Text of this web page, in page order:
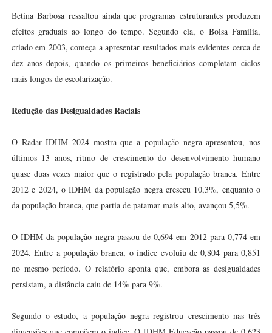
Betina Barbosa ressaltou ainda que programas estruturantes produzem
efeitos graduais ao longo do tempo. Segundo ela, o Bolsa Família,
criado em 2003, começa a apresentar resultados mais evidentes cerca de
dez anos depois, quando os primeiros beneficiários completam ciclos
mais longos de escolarização.
Redução das Desigualdades Raciais
O Radar IDHM 2024 mostra que a população negra apresentou, nos
últimos 13 anos, ritmo de crescimento do desenvolvimento humano
quase duas vezes maior que o registrado pela população branca. Entre
2012 e 2024, o IDHM da população negra cresceu 10,3%, enquanto o
da população branca, que partia de patamar mais alto, avançou 5,5%.
O IDHM da população negra passou de 0,694 em 2012 para 0,774 em
2024. Entre a população branca, o índice evoluiu de 0,804 para 0,851
no mesmo período. O relatório aponta que, embora as desigualdades
persistam, a distância caiu de 14% para 9%.
Segundo o estudo, a população negra registrou crescimento nas três